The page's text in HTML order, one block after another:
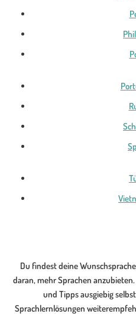
Du findest deine
daran, mehr Sprachen
und Tipps ausgiebig
Sprachlernlösungen